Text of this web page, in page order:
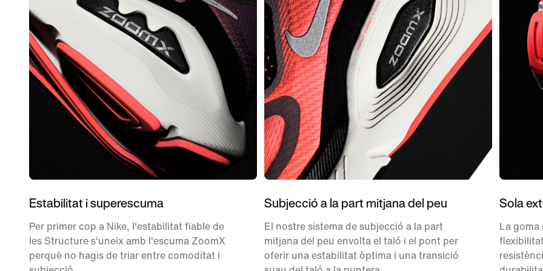
Estabilitat i superescuma
Per primer cop a Nike, l'estabilitat fiable de
les Structure s'uneix amb l'escuma ZoomX
perquè no hagis de triar entre comoditat i
Subjecció a la part mitjana del peu
El nostre sistema de subjecció a la part
mitjana del peu envolta el taló i el pont per
oferir una estabilitat òptima i una transició
Sola
La